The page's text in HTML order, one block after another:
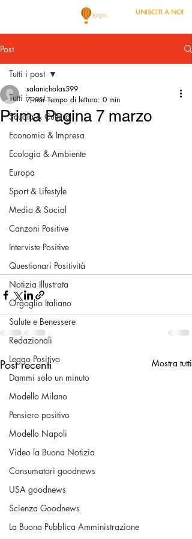
UNISCITI A NOI
Post
Tutti i post
Scuola & Cultura
Economia & Impresa
Ecologia & Ambiente
Europa
Sport & Lifestyle
Media & Social
Canzoni Positive
Interviste Positive
Questionari Positività
Notizia Illustrata
Orgoglio Italiano
Salute e Benessere
Redazionali
Leggo Positivo
Dammi solo un minuto
Modello Milano
Pensiero positivo
Modello Napoli
Video la Buona Notizia
Consumatori goodnews
USA goodnews
Scienza Goodnews
La Buona Pubblica Amministrazione
Tutti i post
Prima Pagina 7 marzo
salanicholas599
7 mar Tempo di lettura: 0 min
Post recenti Mostra tutti